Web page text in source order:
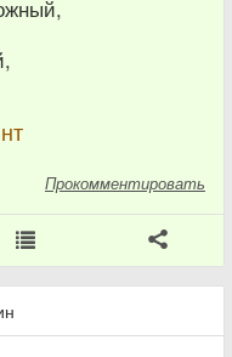
Прокомментировать